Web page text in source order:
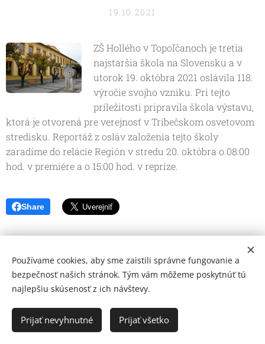
19.10.2021
ZŠ Hollého v Topoľčanoch je tretia
najstaršia škola na Slovensku a v
utorok 19. októbra 2021 oslávila 118.
výročie svojho vzniku. Pri tejto
príležitosti pripravila škola výstavu,
ktorá je otvorená pre verejnosť v Tríbečskom osvetovom
stredisku. Reportáž z osláv založenia tejto školy
zaradíme do relácie Región v stredu 20. októbra o 08:00
hod. v premiére a o 15:00 hod. v repríze.
Share
© 2026 Mediálna a kultúrna spoločnosť Topoľčany, s.r.o.
Ochrana osobných údajov
www.kulturato.sk
Cookies
Používame cookies, aby sme zaistili správne fungovanie a
bezpečnosť našich stránok. Tým vám môžeme poskytnúť tú
najlepšiu skúsenosť z ich návštevy.
Prijať nevyhnutné Prijať všetko